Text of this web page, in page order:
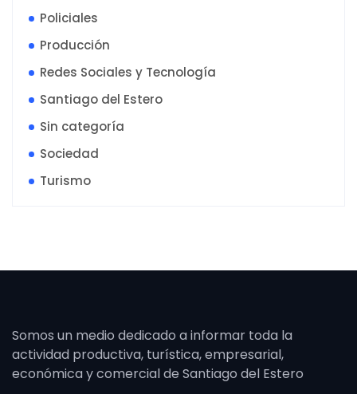
Policiales
Producción
Redes Sociales y Tecnología
Santiago del Estero
Sin categoría
Sociedad
Turismo
Somos un medio dedicado a informar toda la
actividad productiva, turística, empresarial,
económica y comercial de Santiago del Estero